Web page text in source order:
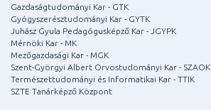
Gazdaságtudományi Kar - GTK
Gyógyszerésztudományi Kar - GYTK
Juhász Gyula Pedagógusképző Kar - JGYPK
Mérnöki Kar - MK
Mezőgazdasági Kar - MGK
Szent-Györgyi Albert Orvostudományi Kar - SZAOK
Természettudományi és Informatikai Kar - TTIK
SZTE Tanárképző Központ